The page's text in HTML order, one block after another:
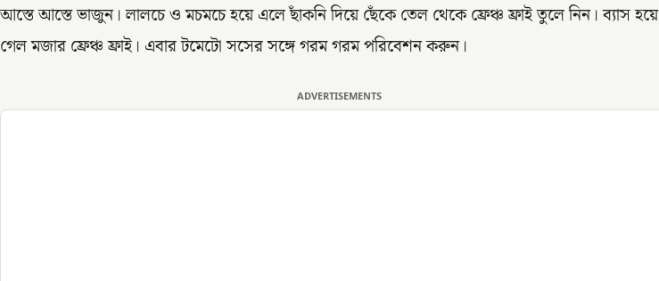
আস্তে আস্তে ভাজুন। লালচে ও মচমচে হয়ে এলে ছাঁকনি দিয়ে ছেঁকে তেল থেকে ফ্রেঞ্চ ফ্রাই তুলে নিন। ব্যাস হয়ে
গেল মজার ফ্রেঞ্চ ফ্রাই। এবার টমেটো সসের সঙ্গে গরম গরম পরিবেশন করুন।
ADVERTISEMENTS